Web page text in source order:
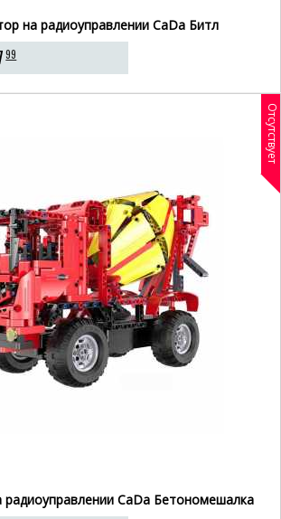
на радиоуправлении CaDa Битл
99
Отсутствует
радиоуправлении CaDa Бетономешалка